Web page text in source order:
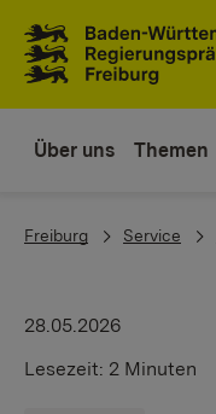
Über uns Themen
You are here:
Freiburg Service
28.05.2026
Lesezeit: 2 Minuten